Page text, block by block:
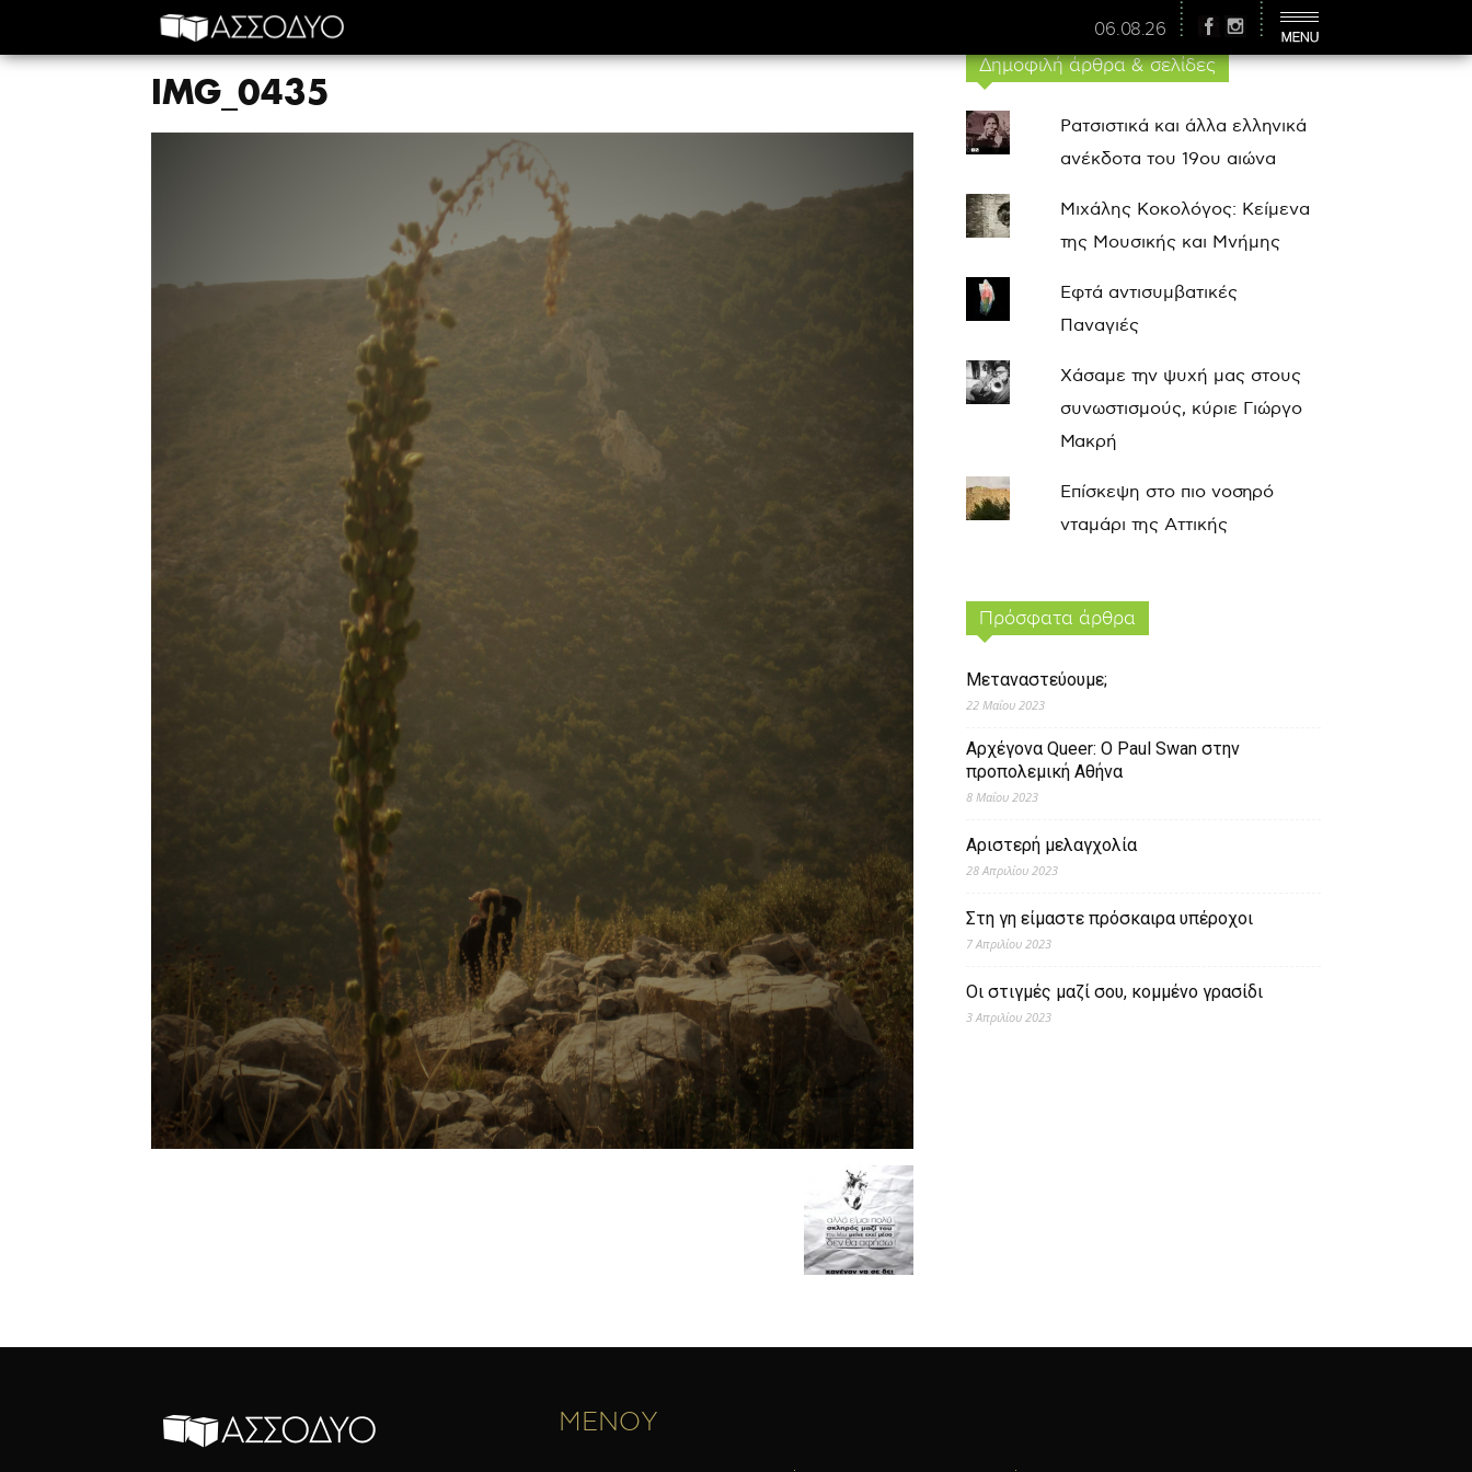
06.08.26
IMG_0435
Δημοφιλή άρθρα & σελίδες
Ρατσιστικά και άλλα ελληνικά
ανέκδοτα του 19ου αιώνα
Μιχάλης Κοκολόγος: Κείμενα
της Μουσικής και Μνήμης
Εφτά αντισυμβατικές
Παναγιές
Χάσαμε την ψυχή μας στους
συνωστισμούς, κύριε Γιώργο
Μακρή
Επίσκεψη στο πιο νοσηρό
νταμάρι της Αττικής
Πρόσφατα άρθρα
Μεταναστεύουμε;
22 Μαΐου 2023
Αρχέγονα Queer: O Paul Swan στην
προπολεμική Αθήνα
8 Μαΐου 2023
Αριστερή μελαγχολία
28 Απριλίου 2023
Στη γη είμαστε πρόσκαιρα υπέροχοι
7 Απριλίου 2023
Οι στιγμές μαζί σου, κομμένο γρασίδι
3 Απριλίου 2023
ΜΕΝΟΥ